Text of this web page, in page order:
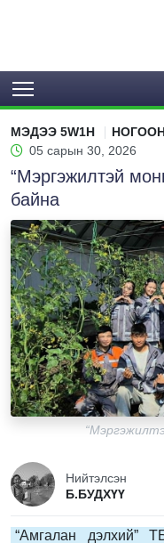
МЭДЭЭ 5W1H
05 сарын 30, 2026
“Мэргэжилтэй
байна
Нийтэлсэн
Б.БУДХҮҮ
“Амгалан дэлхий”